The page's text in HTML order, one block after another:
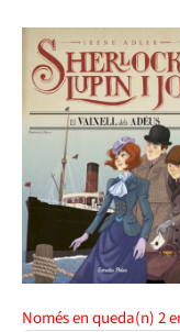
Només en queda(n)2